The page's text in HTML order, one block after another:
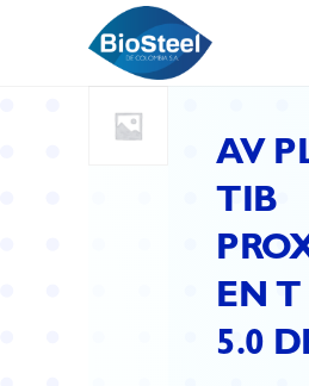
AV
TIB
EN T
5.0